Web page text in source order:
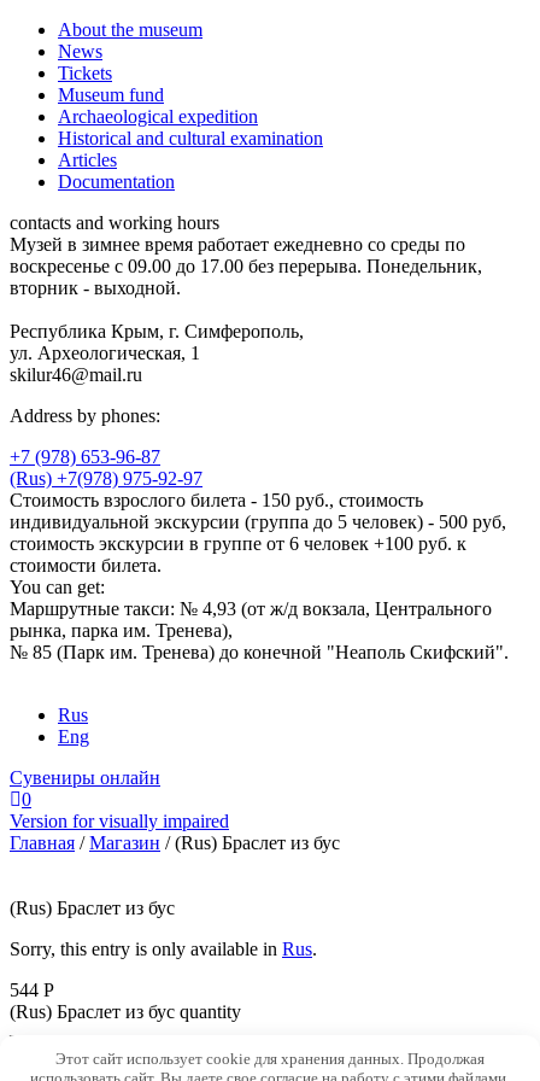
About the museum
News
Tickets
Museum fund
Archaeological expedition
Historical and cultural examination
Articles
Documentation
contacts and working hours
Музей в зимнее время работает ежедневно со среды по
воскресенье с 09.00 до 17.00 без перерыва. Понедельник,
вторник - выходной.
Республика Крым, г. Симферополь,
ул. Археологическая, 1
skilur46@mail.ru
Address by phones:
+7 (978) 653-96-87
(Rus) +7(978) 975-92-97
Стоимость взрослого билета - 150 руб., стоимость
индивидуальной экскурсии (группа до 5 человек) - 500 руб,
стоимость экскурсии в группе от 6 человек +100 руб. к
стоимости билета.
You can get:
Маршрутные такси: № 4,93 (от ж/д вокзала, Центрального
рынка, парка им. Тренева),
№ 85 (Парк им. Тренева) до конечной "Неаполь Скифский".
Rus
Eng
Сувениры онлайн
0
Version for visually impaired
Главная /Магазин /(Rus) Браслет из бус
(Rus) Браслет из бус
Sorry, this entry is only available in Rus.
544 Р
(Rus) Браслет из бус quantity
–
Этот сайт использует cookie для хранения данных. Продолжая